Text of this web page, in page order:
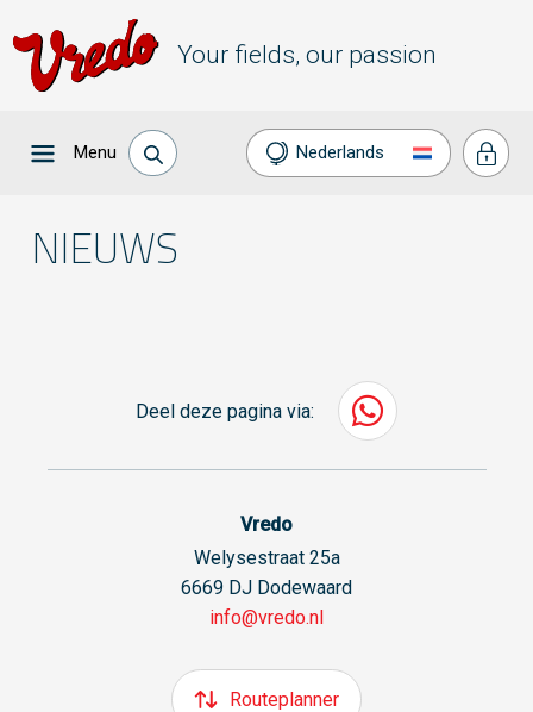
Your fields, our passion
Menu Nederlands
NIEUWS
Deel deze pagina via:
Vredo
Welysestraat 25a
6669 DJ Dodewaard
info@vredo.nl
Routeplanner